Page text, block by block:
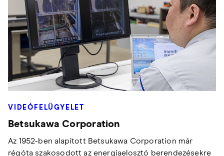
VIDEÓFELÜGYELET
Betsukawa Corporation
Az 1952-ben alapított Betsukawa Corporation már
régóta szakosodott az energiaelosztó berendezésekre